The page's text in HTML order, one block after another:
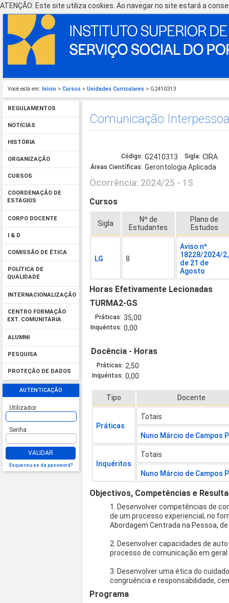
ATENÇÃO: Este site utiliza cookies. Ao navegar no site estará a
Você está em: Início > Cursos > Unidades Curriculares > G2410313
REGULAMENTOS
NOTÍCIAS
HISTÓRIA
ORGANIZAÇÃO
CURSOS
COORDENAÇÃO DE
ESTÁGIOS
CORPO DOCENTE
I & D
COMISSÃO DE ÉTICA
POLÍTICA DE
QUALIDADE
INTERNACIONALIZAÇÃO
CENTRO FORMAÇÃO
EXT. COMUNITÁRIA
ALUMNI
PESQUISA
PROTEÇÃO DE DADOS
AUTENTICAÇÃO
Utilizador
Senha
VALIDAR
Esqueceu-se da password?
Comunicação
Código: G2410313 Sigla: CIRA
Áreas Científicas: Gerontologia Aplicada
Ocorrência: 2024/25 - 1S
Cursos
Sigla
Nº de
Estudantes
Plano de
Estudos
LG 8
Aviso nº
18228/2024/2,
de 21 de
Agosto
Horas Efetivamente Lecionadas
TURMA2-GS
Práticas: 35,00
Inquéritos: 0,00
Docência - Horas
Práticas: 2,50
Inquéritos: 0,00
Tipo Docente
Práticas
Totais
Nuno Márcio de Campos
Inquéritos
Totais
Nuno Márcio de Campos
Objectivos, Competências e
1. Desenvolver competências de
de um processo experiencial, no
Abordagem Centrada na Pessoa, de
2. Desenvolver capacidades de
processo de comunicação em
3. Desenvolver uma ética do
congruência e responsabilidade,
Programa